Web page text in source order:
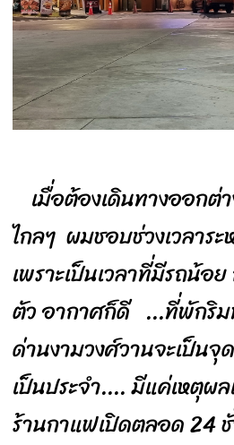
เมื่อต้องเดินทางออกต่
ไกลๆ ผมชอบช่วงเวลาร
เพราะเป็นเวลาที่มีรถน้อ
ตัว อากาศก็ดี ...ที่พักริม
ด่านงามวงศ์วานจะเป็นจุ
เป็นประจำ.... มีแค่เหตุผ
ร้านกาแฟเปิดตลอด 24